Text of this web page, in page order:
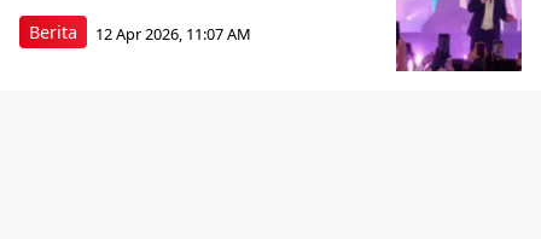
Berita 12 Apr 2026, 11:07 AM